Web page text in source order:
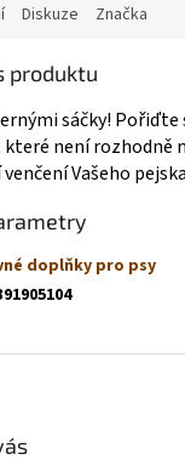
Diskuze Značka
produktu
sáčky! Pořiďte
které není rozhodně
Vašeho
doplňky pro psy